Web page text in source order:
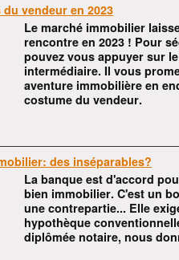
vendeur en 2023
Le marché immobilier
rencontre en 2023 ! Pour
pouvez vous appuyer sur
intermédiaire. Il vous
aventure immobilière en
costume du vendeur.
des inséparables?
La banque est d'accord
bien immobilier. C'est un
une contrepartie... Elle
hypothèque
diplômée notaire, nous